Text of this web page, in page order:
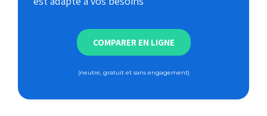
COMPARER EN LIGNE
(neutre, gratuit et sans engagement)